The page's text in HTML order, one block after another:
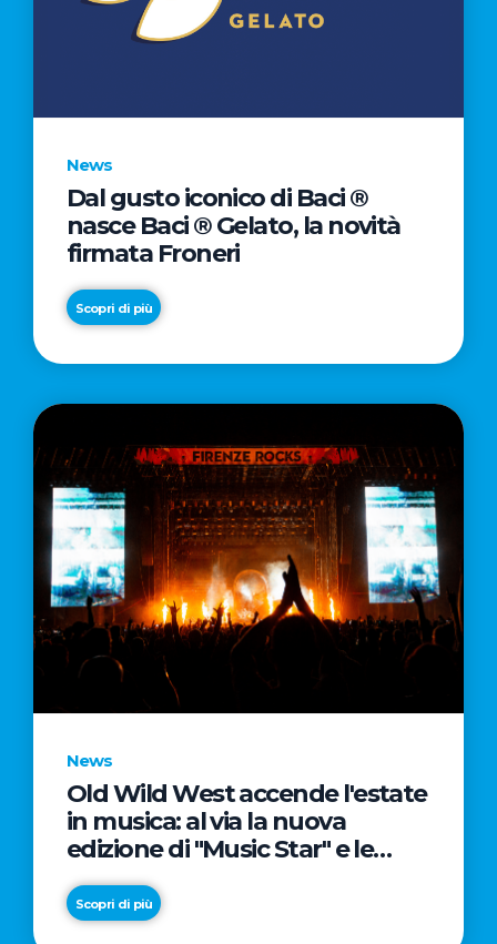
News
Dal gusto iconico di Baci ®
nasce Baci ® Gelato, la novità
firmata Froneri
Scopri di più
News
Old Wild West accende l'estate
in musica: al via la nuova
edizione di "Music Star" e le
prestigiose partnership con
Radio Italia e Live Nation
Scopri di più